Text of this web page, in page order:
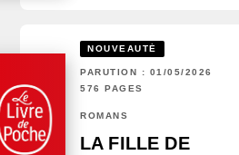
NOUVEAUTÉ
PARUTION : 01/05/2026
576 PAGES
ROMANS
LA FILLE DE